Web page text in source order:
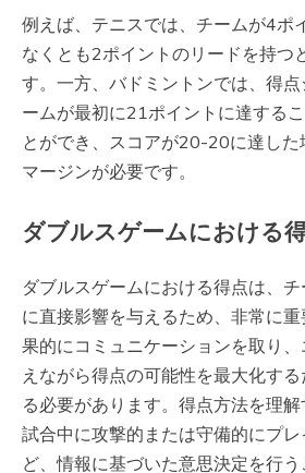
例えば、テニスでは、チームが4ポ
なくとも2ポイントのリードを持つ
す。一方、バドミントンでは、得
ームが最初に21ポイントに達する
とができ、スコアが20-20に達し
マージンが必要です。
ダブルスゲームにおける
ダブルスゲームにおける得点は、
に直接影響を与えるため、非常に
果的にコミュニケーションを取り
えながら得点の可能性を最大化す
る必要があります。得点方法を理
試合中に攻撃的または守備的にプ
ど、情報に基づいた意思決定を行う